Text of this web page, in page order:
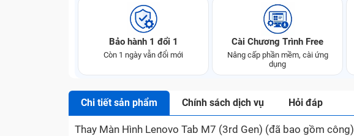
Bảo hành 1 đổi 1
Còn 1 ngày vẫn đổi mới
Cài Chương Trình Free
Nâng cấp phần mềm, cài ứng
dụng
Chi tiết sản phẩm Chính sách dịch vụ Hỏi đáp
Thay Màn Hình Lenovo Tab M7 (3rd Gen) (đã bao gồm công)